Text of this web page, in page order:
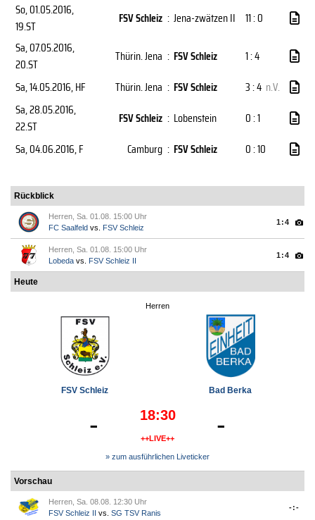
So, 01.05.2016,
19.ST
FSV Schleiz : Jena-zwätzen II 11 : 0
Sa, 07.05.2016,
20.ST
Thürin. Jena : FSV Schleiz
1 : 4
Sa, 14.05.2016, HF Thürin. Jena : FSV Schleiz 3 : 4 n.V.
Sa, 28.05.2016,
22.ST
FSV Schleiz : Lobenstein
0 : 1
Sa, 04.06.2016, F Camburg : FSV Schleiz 0 : 10
Rückblick
Herren, Sa. 01.08. 15:00 Uhr
FC Saalfeld vs. FSV Schleiz
1:4
Herren, Sa. 01.08. 15:00 Uhr
Lobeda vs. FSV Schleiz II
1:4
Heute
Herren
FSV Schleiz Bad Berka
- 18:30
++LIVE++ -
» zum ausführlichen Liveticker
Vorschau
Herren, Sa. 08.08. 12:30 Uhr
FSV Schleiz II vs. SG TSV Ranis
-:-